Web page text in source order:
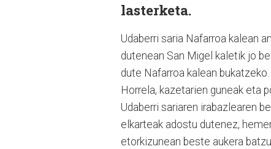
lasterketa.
Udaberri saria Nafarroa kalean
dutenean San Migel kaletik jo
dute Nafarroa kalean bukatzeko.
Horrela, kazetarien guneak eta
Udaberri sariaren irabazlearen
elkarteak adostu dutenez,
etorkizunean beste aukera